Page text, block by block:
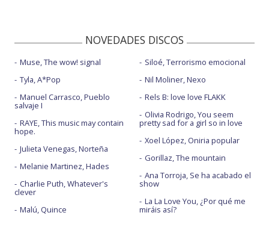
NOVEDADES DISCOS
Muse, The wow! signal
Tyla, A*Pop
Manuel Carrasco, Pueblo
salvaje I
RAYE, This music may contain
hope.
Julieta Venegas, Norteña
Melanie Martinez, Hades
Charlie Puth, Whatever's
clever
Malú, Quince
Siloé, Terrorismo emocional
Nil Moliner, Nexo
Rels B: love love FLAKK
Olivia Rodrigo, You seem
pretty sad for a girl so in love
Xoel López, Oniria popular
Gorillaz, The mountain
Ana Torroja, Se ha acabado el
show
La La Love You, ¿Por qué me
miráis así?